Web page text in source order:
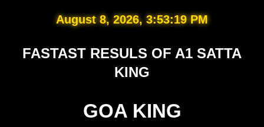
August 8, 2026, 3:53:20 PM
FASTAST RESULS OF A1 SATTA
KING
GOA KING